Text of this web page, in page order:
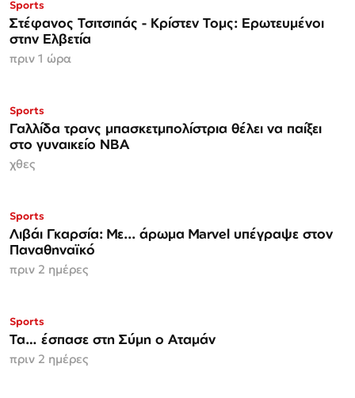
Sports
Στέφανος Τσιτσιπάς - Kρίστεν Τομς: Ερωτευμένοι
στην Ελβετία
πριν 1 ώρα
Sports
Γαλλίδα τρανς μπασκετμπολίστρια θέλει να παίξει
στο γυναικείο ΝΒΑ
χθες
Sports
Λιβάι Γκαρσία: Με... άρωμα Marvel υπέγραψε στον
Παναθηναϊκό
πριν 2 ημέρες
Sports
Τα… έσπασε στη Σύμη ο Αταμάν
πριν 2 ημέρες